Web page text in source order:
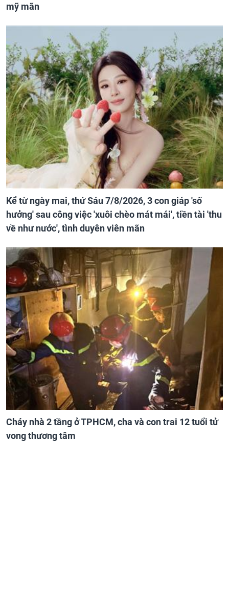
mỹ mãn
Kể từ ngày mai, thứ Sáu 7/8/2026, 3 con giáp 'số
hưởng' sau công việc 'xuôi chèo mát mái', tiền tài 'thu
về như nước', tình duyên viên mãn
Cháy nhà 2 tầng ở TPHCM, cha và con trai 12 tuổi tử
vong thương tâm